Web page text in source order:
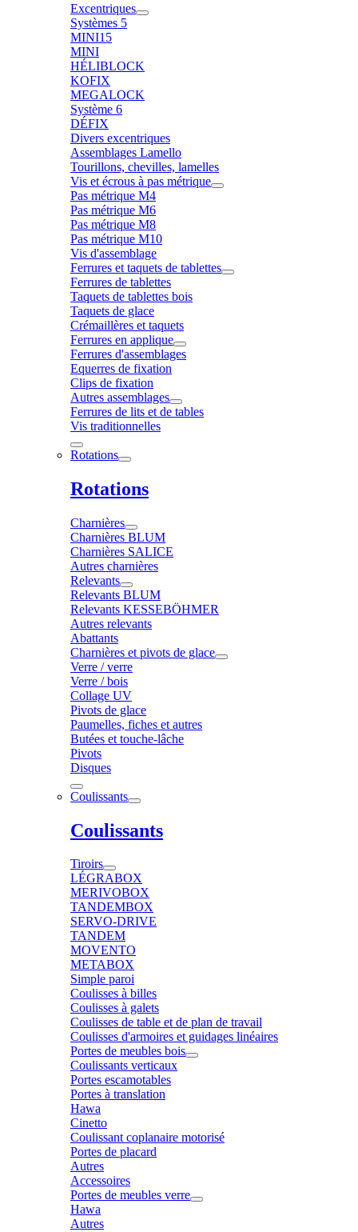
Excentriques
Systèmes 5
MINI15
MINI
HÉLIBLOCK
KOFIX
MEGALOCK
Système 6
DÉFIX
Divers excentriques
Assemblages Lamello
Tourillons, chevilles, lamelles
Vis et écrous à pas métrique
Pas métrique M4
Pas métrique M6
Pas métrique M8
Pas métrique M10
Vis d'assemblage
Ferrures et taquets de tablettes
Ferrures de tablettes
Taquets de tablettes bois
Taquets de glace
Crémaillères et taquets
Ferrures en applique
Ferrures d'assemblages
Equerres de fixation
Clips de fixation
Autres assemblages
Ferrures de lits et de tables
Vis traditionnelles
Rotations
Rotations
Charnières
Charnières BLUM
Charnières SALICE
Autres charnières
Relevants
Relevants BLUM
Relevants KESSEBÖHMER
Autres relevants
Abattants
Charnières et pivots de glace
Verre / verre
Verre / bois
Collage UV
Pivots de glace
Paumelles, fiches et autres
Butées et touche-lâche
Pivots
Disques
Coulissants
Coulissants
Tiroirs
LÉGRABOX
MERIVOBOX
TANDEMBOX
SERVO-DRIVE
TANDEM
MOVENTO
METABOX
Simple paroi
Coulisses à billes
Coulisses à galets
Coulisses de table et de plan de travail
Coulisses d'armoires et guidages linéaires
Portes de meubles bois
Coulissants verticaux
Portes escamotables
Portes à translation
Hawa
Cinetto
Coulissant coplanaire motorisé
Portes de placard
Autres
Accessoires
Portes de meubles verre
Hawa
Autres